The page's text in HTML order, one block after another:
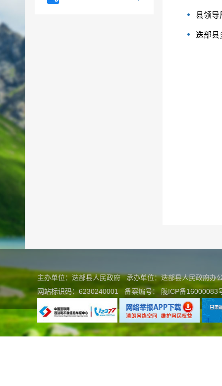
县领导
迭部县
主办单位：迭部县人民政府 承办单位：迭部县人民政府
网站标识码：6230240001
备案编号： 陇ICP备16000083